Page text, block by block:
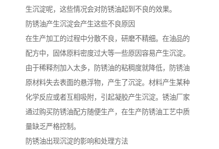
生沉淀呢，这些情况会对防锈油起到不良的效果。
防锈油产生沉淀会产生这些不良原因
在生产加工的过程中分散不良，研磨不精细。在油品的
配方中，固体原料密度过大等一些原因容易产生沉淀。
由于稀释剂加入太多，防锈油的粘稠度就降低，防锈油
原材料失去表面的悬浮物，产生了沉淀。材料产生某种
化学反应或者互相吸附，引起凝胶产生沉淀。锈油厂家
通过购买防锈油配方随便生产，在生产防锈油工艺中质
量缺乏严格控制。
防锈油出现沉淀的影响和处理方法